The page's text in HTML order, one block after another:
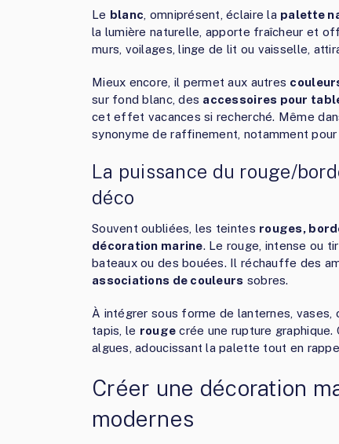
Le blanc, omniprésent, éclaire la palette
la lumière naturelle, apporte fraîcheur et
murs, voilages, linge de lit ou vaisselle,
Mieux encore, il permet aux autres
sur fond blanc, des accessoires pour
cet effet vacances si recherché. Même
synonyme de raffinement, notamment
La puissance du rouge/
déco
Souvent oubliées, les teintes rouges,
décoration marine. Le rouge, intense ou
bateaux ou des bouées. Il réchauffe des
associations de couleurs sobres.
À intégrer sous forme de lanternes,
tapis, le rouge crée une rupture graphique.
algues, adoucissant la palette tout en
Créer une décoration
modernes